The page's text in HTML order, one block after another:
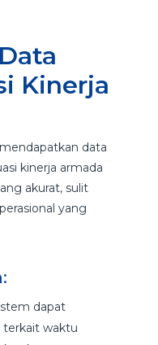
Kinerja
data
kinerja armada
akurat, sulit
yang
dapat
terkait waktu